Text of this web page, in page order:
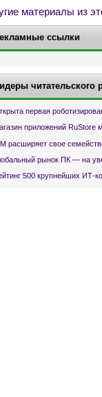
материалы из
ссылки
читательского
первая
приложений RuStore
расширяет свое
рынок ПК — на
500 крупнейших ИТ-